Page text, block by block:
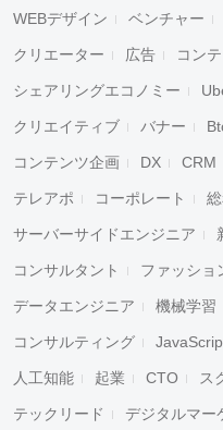
WEBデザイン ベンチャー
クリエーター 広告 コン
シェアリングエコノミー
クリエイティブ バナー
コンテンツ企画 DX CRM
テレアポ コーポレート
サーバーサイドエンジニア
コンサルタント ファッショ
データエンジニア 機械学習
コンサルティング
人工知能 起業 CTO ス
テックリード デジタルマー